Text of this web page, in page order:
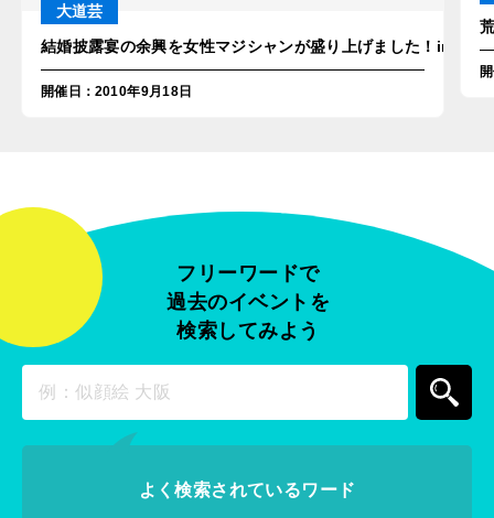
大道芸
結婚披露宴の余興を女性マジシャンが盛り上げました！in東京
開催日 ：2010年9月18日
フリーワードで
過去のイベントを
検索してみよう
よく検索されているワード